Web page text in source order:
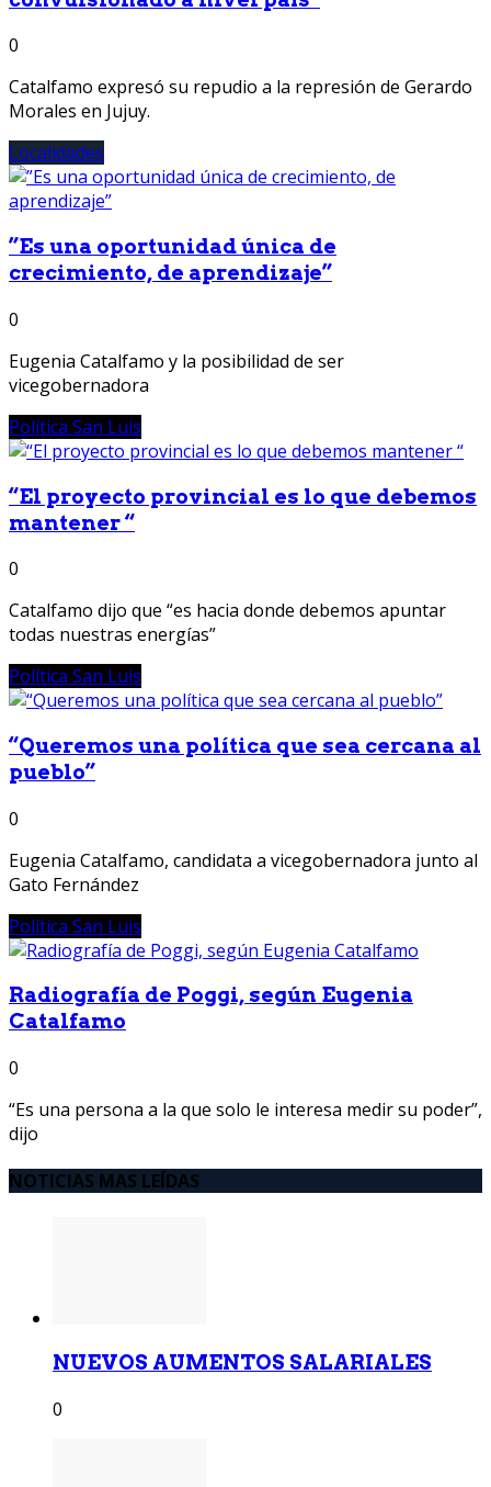
0
Catalfamo expresó su repudio a la represión de Gerardo
Morales en Jujuy.
Localidades
”Es una oportunidad única de
crecimiento, de aprendizaje”
0
Eugenia Catalfamo y la posibilidad de ser
vicegobernadora
Política San Luis
“El proyecto provincial es lo que debemos
mantener “
0
Catalfamo dijo que “es hacia donde debemos apuntar
todas nuestras energías”
Política San Luis
“Queremos una política que sea cercana al
pueblo”
0
Eugenia Catalfamo, candidata a vicegobernadora junto al
Gato Fernández
Política San Luis
Radiografía de Poggi, según Eugenia
Catalfamo
0
“Es una persona a la que solo le interesa medir su poder”,
dijo
NOTICIAS MAS LEÍDAS
NUEVOS AUMENTOS SALARIALES
0